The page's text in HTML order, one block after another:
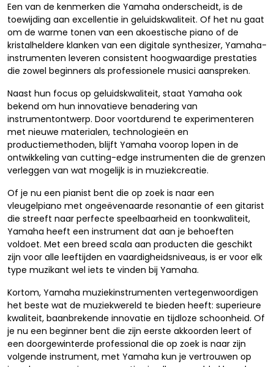
Een van de kenmerken die Yamaha onderscheidt, is de
toewijding aan excellentie in geluidskwaliteit. Of het nu gaat
om de warme tonen van een akoestische piano of de
kristalheldere klanken van een digitale synthesizer, Yamaha-
instrumenten leveren consistent hoogwaardige prestaties
die zowel beginners als professionele musici aanspreken.
Naast hun focus op geluidskwaliteit, staat Yamaha ook
bekend om hun innovatieve benadering van
instrumentontwerp. Door voortdurend te experimenteren
met nieuwe materialen, technologieën en
productiemethoden, blijft Yamaha voorop lopen in de
ontwikkeling van cutting-edge instrumenten die de grenzen
verleggen van wat mogelijk is in muziekcreatie.
Of je nu een pianist bent die op zoek is naar een
vleugelpiano met ongeëvenaarde resonantie of een gitarist
die streeft naar perfecte speelbaarheid en toonkwaliteit,
Yamaha heeft een instrument dat aan je behoeften
voldoet. Met een breed scala aan producten die geschikt
zijn voor alle leeftijden en vaardigheidsniveaus, is er voor elk
type muzikant wel iets te vinden bij Yamaha.
Kortom, Yamaha muziekinstrumenten vertegenwoordigen
het beste wat de muziekwereld te bieden heeft: superieure
kwaliteit, baanbrekende innovatie en tijdloze schoonheid. Of
je nu een beginner bent die zijn eerste akkoorden leert of
een doorgewinterde professional die op zoek is naar zijn
volgende instrument, met Yamaha kun je vertrouwen op